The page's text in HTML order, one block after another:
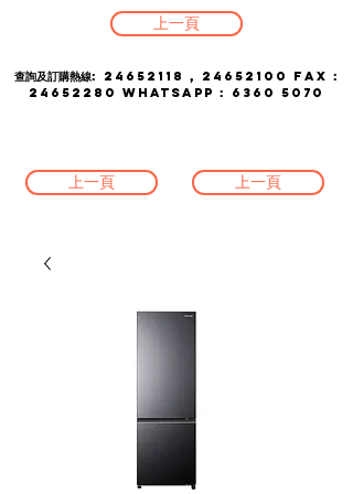
上一頁
查詢及訂購熱線: 24652118 , 24652100
FAX :
24652280 whatsapp : 6360 5070
上一頁 上一頁